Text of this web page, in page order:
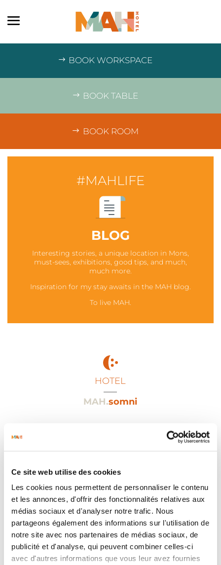
Ce site web utilise des cookies
Les cookies nous permettent de personnaliser le contenu
et les annonces, d'offrir des fonctionnalités relatives aux
médias sociaux et d'analyser notre trafic. Nous
partageons également des informations sur l'utilisation de
notre site avec nos partenaires de médias sociaux, de
publicité et d'analyse, qui peuvent combiner celles-ci
avec d'autres informations que vous leur avez fournies
BOOK WORKSPACE
BOOK TABLE
BOOK ROOM
#MAHLIFE
BLOG
Interesting stories, a unique location in Mons,
must-sees, exhibitions, good tips, and much,
much more.
Inspiration for my stay awaits in the MAH blog.
To live MAH.
HOTEL
MAH.somni
RESTAURANT
MAH.sense
BAR
___
MAH.felise